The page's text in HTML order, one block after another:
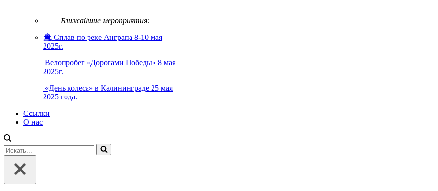
Ближайшие мероприятия:
Сплав по реке Анграпа 8-10 мая
2025г.
Велопробег «Дорогами Победы» 8 мая
2025г.
«День колеса» в Калининграде 25 мая
2025 года.
Ссылки
О нас
Искать...